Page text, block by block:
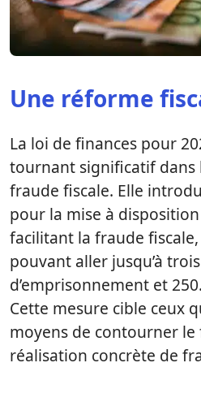
Une réforme
La loi de finances pour
tournant significatif dans
fraude fiscale. Elle
pour la mise à
facilitant la fraude
pouvant aller jusqu’à
d’emprisonnement et
Cette mesure cible ceux
moyens de contourner le
réalisation concrète de